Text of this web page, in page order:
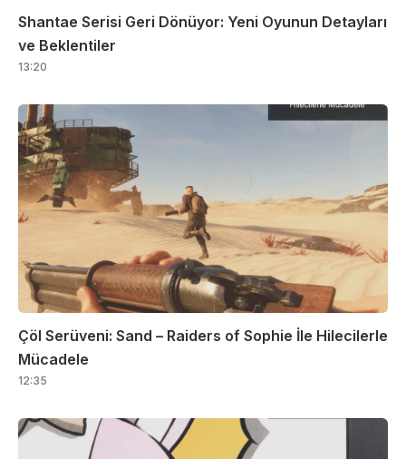
Shantae Serisi Geri Dönüyor: Yeni Oyunun Detayları
ve Beklentiler
13:20
Çöl Serüveni: Sand – Raiders of Sophie İle Hilecilerle
Mücadele
12:35